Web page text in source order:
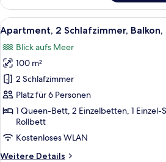
Doppelzimmer,
Balkon
Alle
Fotos
für
Apartment,
2 Schlafzimmer,
Balkon,
Meerblick
anzeigen
Ein
4
Apartment, 2 Schlafzimmer,
Blick aufs Meer
100 m²
2 Schlafzimmer
Platz für 6 Personen
1 Queen-Bett, 2 Einzelbetten, 1 Einzel-
Rollbett
Kostenloses WLAN
Weitere Details
Weitere